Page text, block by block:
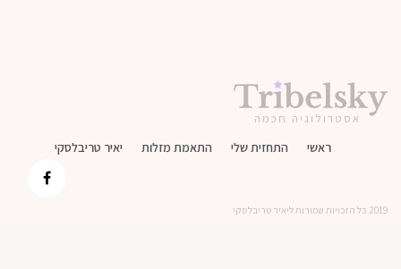
אסטרולוגיה חכמה
ראשי התחזית שלי התאמת מזלות יאיר טריבלסקי
2019 כל הזכויות שמורות ליאיר טריבלסקי